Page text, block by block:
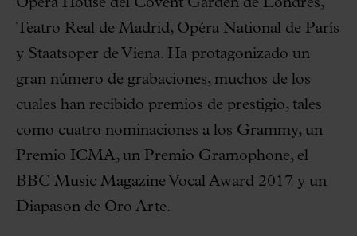
Teatro Real de Madrid, Opéra National de París
y Staatsoper de Viena. Ha protagonizado un
gran número de grabaciones, muchos de los
cuales han recibido premios de prestigio, tales
como cuatro nominaciones a los Grammy, un
Premio ICMA, un Premio Gramophone, el
BBC Music Magazine Vocal Award 2017 y un
Diapason de Oro Arte.